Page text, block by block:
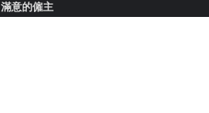
滿意的僱主